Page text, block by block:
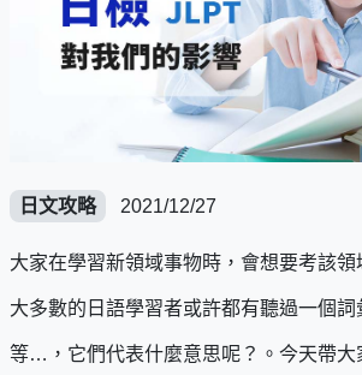
日文攻略 2021/12/27
大家在學習新領域事物時，會想要考該
大多數的日語學習者或許都有聽過一個詞
等…，它們代表什麼意思呢？。今天帶大